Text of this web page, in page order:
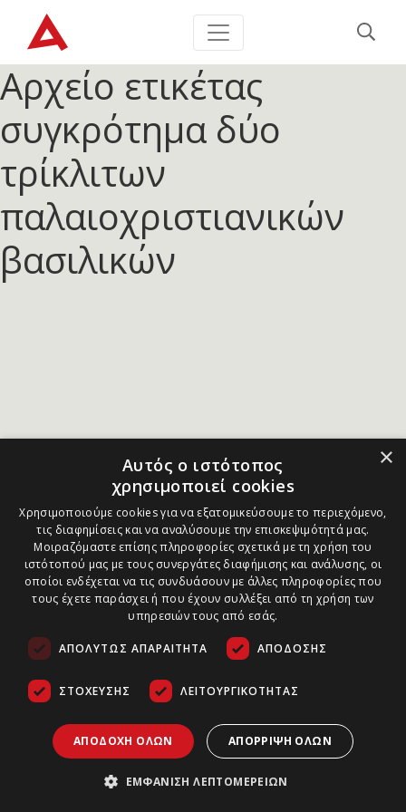
Αρχείο ετικέτας
συγκρότημα δύο
τρίκλιτων
παλαιοχριστιανικών
βασιλικών
×
Αυτός ο ιστότοπος
χρησιμοποιεί cookies
Χρησιμοποιούμε cookies για να εξατομικεύσουμε το περιεχόμενο,
τις διαφημίσεις και να αναλύσουμε την επισκεψιμότητά μας.
Μοιραζόμαστε επίσης πληροφορίες σχετικά με τη χρήση του
ιστότοπού μας με τους συνεργάτες διαφήμισης και ανάλυσης, οι
οποίοι ενδέχεται να τις συνδυάσουν με άλλες πληροφορίες που
τους έχετε παράσχει ή που έχουν συλλέξει από τη χρήση των
υπηρεσιών τους από εσάς.
ΑΠΟΛΎΤΩΣ ΑΠΑΡΑΊΤΗΤΑ ΑΠΌΔΟΣΗΣ
ΣΤΌΧΕΥΣΗΣ ΛΕΙΤΟΥΡΓΙΚΌΤΗΤΑΣ
ΑΠΟΔΟΧΉ ΌΛΩΝ ΑΠΌΡΡΙΨΗ ΌΛΩΝ
ΕΜΦΆΝΙΣΗ ΛΕΠΤΟΜΕΡΕΙΏΝ